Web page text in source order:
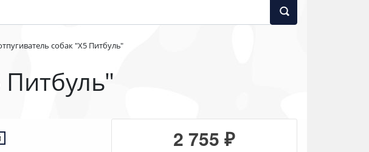
собак "X5 Питбуль"
2 755 ₽